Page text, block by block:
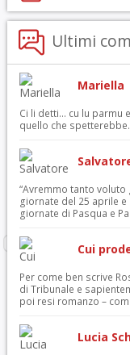
Ultimi
Mariella
Ci li detti… cu lu parmu
quello che spetterebbe.
“Avremmo tanto voluto
giornate del 25 aprile
giornate di Pasqua e
Cui
Per come ben scrive
di Tribunale e
poi resi romanzo –
Lucia